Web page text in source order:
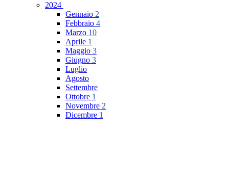
2024
Gennaio 2
Febbraio 4
Marzo 10
Aprile 1
Maggio 3
Giugno 3
Luglio
Agosto
Settembre
Ottobre 1
Novembre 2
Dicembre 1